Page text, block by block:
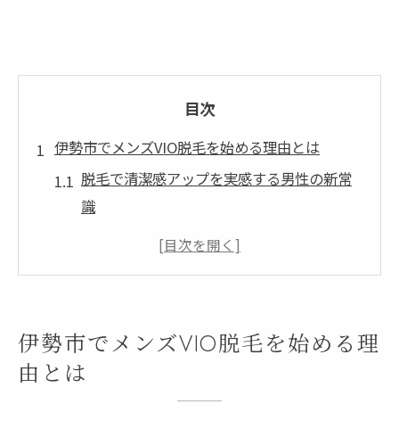
目次
伊勢市でメンズVIO脱毛を始める理由とは
脱毛で清潔感アップを実感する男性の新常
識
伊勢市でメンズ脱毛が注目される背景と理
男性脱毛が美容と健康に与えるメリットを
解説
伊勢市でメンズVIO脱毛を始める理
由とは